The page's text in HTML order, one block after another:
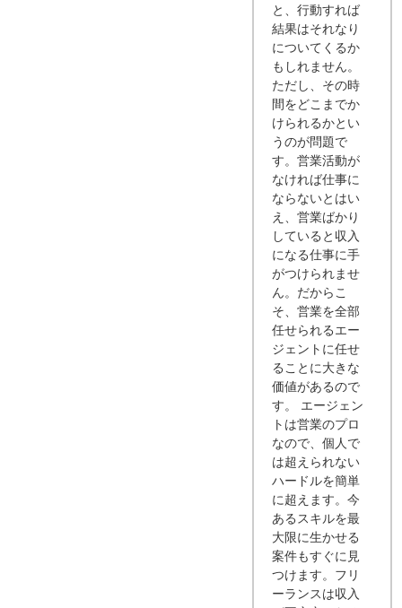
と、行動すれば
結果はそれなり
についてくるか
もしれません。
ただし、その時
間をどこまでか
けられるかとい
うのが問題で
す。営業活動が
なければ仕事に
ならないとはい
え、営業ばかり
していると収入
になる仕事に手
がつけられませ
ん。だからこ
そ、営業を全部
任せられるエー
ジェントに任せ
ることに大きな
価値があるので
す。 エージェン
トは営業のプロ
なので、個人で
は超えられない
ハードルを簡単
に超えます。今
あるスキルを最
大限に生かせる
案件もすぐに見
つけます。フリ
ーランスは収入